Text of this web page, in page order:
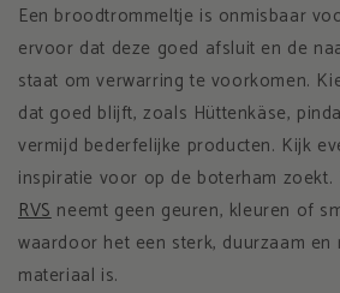
Een broodtrommeltje is onmisbaar
ervoor dat deze goed afsluit en de
staat om verwarring te voorkomen.
dat goed blijft, zoals Hüttenkäse,
vermijd bederfelijke producten. Kijk
inspiratie voor op de boterham
RVSneemt geen geuren, kleuren of
waardoor het een sterk, duurzaam en
materiaal is.